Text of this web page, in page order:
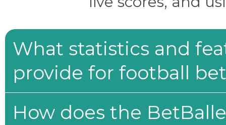
What statistics and
provide for football
How does the